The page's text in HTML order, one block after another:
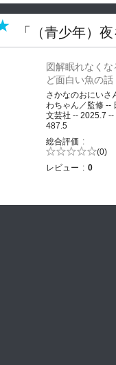
「（青少年）
図解眠れなくな
ど面白い魚の話
さかなのおにいさ
わちゃん／監修 --
文芸社 -- 2025.7 --
487.5
総合評価
5段階評価の (0)
レビュー
0